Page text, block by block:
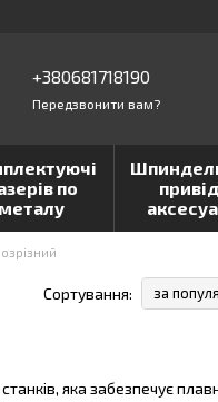
+380681718190
Передзвонити вам?
по
металу
привід
Сортування: за
яка забезпечує